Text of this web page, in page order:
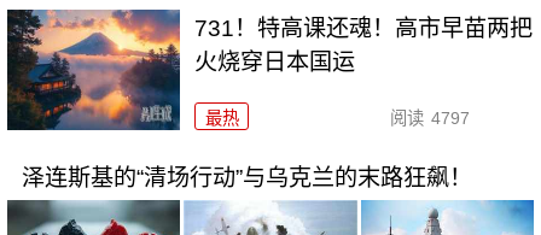
731！特高课还魂！高市早苗两把
火烧穿日本国运
最热 阅读 4797
泽连斯基的“清场行动”与乌克兰的末路狂飙！